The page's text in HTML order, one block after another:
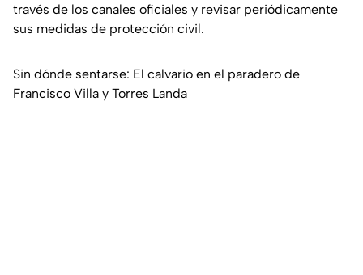
través de los canales oficiales y revisar periódicamente
sus medidas de protección civil.
Sin dónde sentarse: El calvario en el paradero de
Francisco Villa y Torres Landa